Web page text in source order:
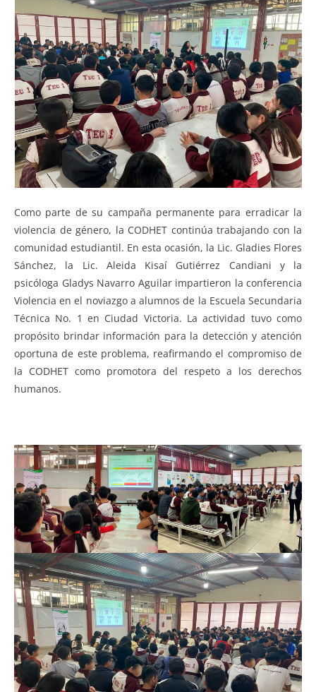
Como parte de su campaña permanente para erradicar la
violencia de género, la CODHET continúa trabajando con la
comunidad estudiantil. En esta ocasión, la Lic. Gladies Flores
Sánchez, la Lic. Aleida Kisaí Gutiérrez Candiani y la
psicóloga Gladys Navarro Aguilar impartieron la conferencia
Violencia en el noviazgo a alumnos de la Escuela Secundaria
Técnica No. 1 en Ciudad Victoria. La actividad tuvo como
propósito brindar información para la detección y atención
oportuna de este problema, reafirmando el compromiso de
la CODHET como promotora del respeto a los derechos
humanos.